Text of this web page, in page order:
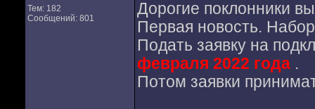
Тем: 182
Сообщений: 801
Дорогие поклонники
Первая новость.
Подать заявку на
февраля 2022 года .
Потом заявки